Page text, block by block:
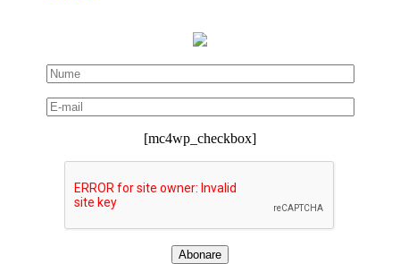
[mc4wp_checkbox]